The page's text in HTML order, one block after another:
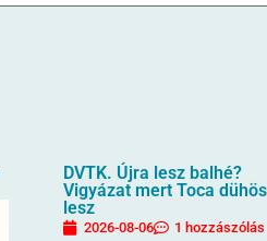
DVTK. Újra lesz balhé?
Vigyázat mert Toca dühös
lesz
2026-08-06 1 hozzászólás